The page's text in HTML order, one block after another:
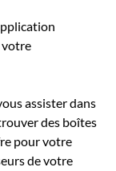
votre
assister dans
des boîtes
pour votre
de votre